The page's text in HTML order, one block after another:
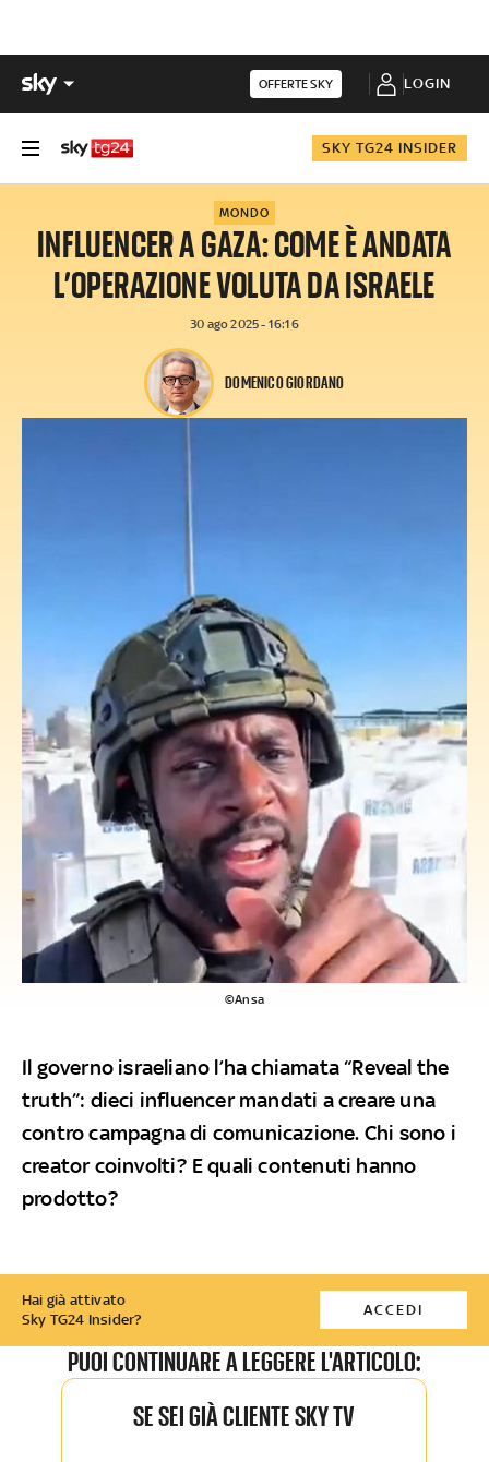
OFFERTE SKY LOGIN
SKY TG24 INSIDER
MONDO
INFLUENCER A GAZA: COME È ANDATA
L’OPERAZIONE VOLUTA DA ISRAELE
30 ago 2025 - 16:16
DOMENICO GIORDANO
©Ansa
Il governo israeliano l’ha chiamata “Reveal the
truth”: dieci influencer mandati a creare una
contro campagna di comunicazione. Chi sono i
creator coinvolti? E quali contenuti hanno
prodotto?
Hai già attivato
Sky TG24 Insider?
ACCEDI
PUOI CONTINUARE A LEGGERE L'ARTICOLO:
SE SEI GIÀ CLIENTE SKY TV